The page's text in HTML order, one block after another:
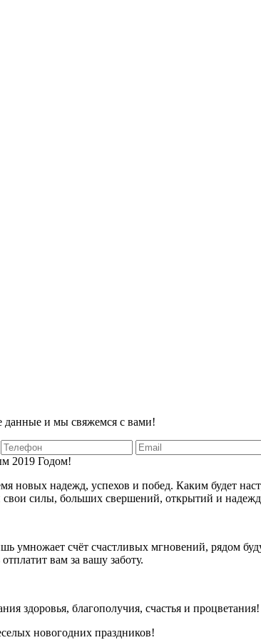
данные и мы свяжемся с вами!
2019 Годом!
новых надежд, успехов и побед. Каким будет
свои силы, больших свершений, открытий и
умножает счёт счастливых мгновений, рядом
вам за вашу заботу.
здоровья, благополучия, счастья и процветания!
новогодних праздников!